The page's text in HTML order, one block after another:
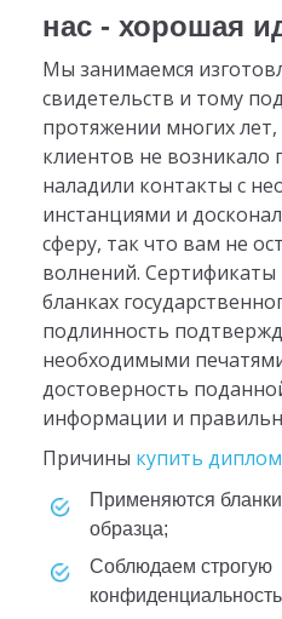
нас - хорошая
Мы занимаемся
свидетельств и тому
протяжении многих
клиентов не
наладили контакты с
инстанциями и
сферу, так что вам не
волнений. Сертификаты
бланках
подлинность
необходимыми
достоверность
информации и
Причины купить диплом
Применяются бланки государственного
образца;
Соблюдаем строгую